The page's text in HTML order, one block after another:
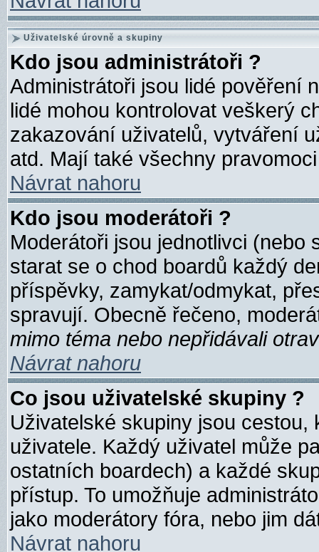
Uživatelské úrovně a skupiny
Kdo jsou administrátoři ?
Administrátoři jsou lidé pověření
lidé mohou kontrolovat veškerý
zakazování uživatelů, vytváření
atd. Mají také všechny
Návrat nahoru
Kdo jsou moderátoři ?
Moderátoři jsou jednotlivci (nebo
starat se o chod boardů každý
příspěvky, zamykat/odmykat,
spravují. Obecně řečeno,
mimo téma nebo nepřidávali
Návrat nahoru
Co jsou uživatelské skupiny ?
Uživatelské skupiny jsou
uživatele. Každý uživatel může
ostatních boardech) a každé
přístup. To umožňuje
jako moderátory fóra, nebo jim
Návrat nahoru